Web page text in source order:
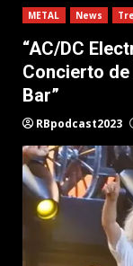
METAL News
“AC/DC
Concierto de
Bar”
RBpodcast2023